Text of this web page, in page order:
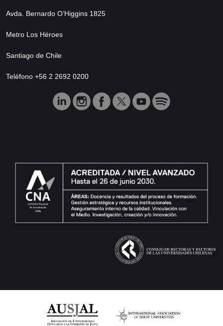
Avda. Bernardo O’Higgins 1825
Metro Los Héroes
Santiago de Chile
Teléfono +56 2 2692 0200